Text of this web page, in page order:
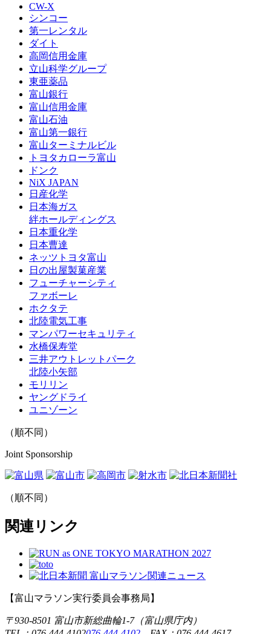
CW-X
シンコー
第一レンタル
ダイト
高岡信用金庫
立山科学グループ
東亜薬品
富山銀行
富山信用金庫
富山石油
富山第一銀行
富山ターミナルビル
トヨタカローラ富山
ドンク
NiX JAPAN
日産化学
日本海ガス
絆ホールディングス
日本重化学
日本曹達
ネッツトヨタ富山
日の出屋製菓産業
フューチャーシティ
ファボーレ
ホクタテ
北陸電気工事
マンパワーセキュリティ
水橋保寿堂
三井アウトレットパーク
北陸小矢部
モリリン
ヤングドライ
ユニゾーン
（順不同）
Joint Sponsorship
（順不同）
関連リンク
【富山マラソン実行委員会事務局】
〒930-8501 富山市新総曲輪1-7（富山県庁内）